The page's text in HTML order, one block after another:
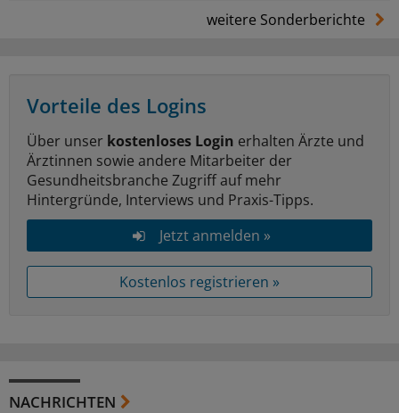
weitere Sonderberichte
Vorteile des Logins
Über unser kostenloses Login erhalten Ärzte und
Ärztinnen sowie andere Mitarbeiter der
Gesundheitsbranche Zugriff auf mehr
Hintergründe, Interviews und Praxis-Tipps.
Jetzt anmelden »
Kostenlos registrieren »
NACHRICHTEN